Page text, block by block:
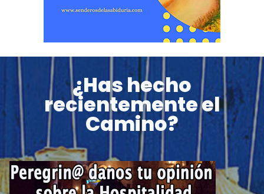
¿Has hecho
recientemente el
Camino?